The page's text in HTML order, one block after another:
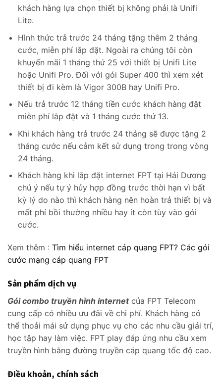
khách hàng lựa chọn thiết bị không phải là Unifi
Lite.
Hình thức trả trước 24 tháng tặng thêm 2 tháng
cước, miễn phí lắp đặt. Ngoài ra chúng tôi còn
khuyến mãi 1 tháng thứ 25 với thiết bị Unifi Lite
hoặc Unifi Pro. Đối với gói Super 400 thì xem xét
thiết bị đi kèm là Vigor 300B hay Unifi Pro.
Nếu trả trước 12 tháng tiền cước khách hàng đặt
miễn phí lắp đặt và 1 tháng cước thứ 13.
Khi khách hàng trả trước 24 tháng sẽ được tặng 2
tháng cước nếu cảm kết sử dụng trong trong vòng
24 tháng.
Khách hàng khi lắp đặt internet FPT tại Hải Dương
chú ý nếu tự ý hủy hợp đồng trước thời hạn vì bất
kỳ lý do nào thì khách hàng nên hoàn trả thiết bị và
mất phí bồi thường nhiều hay ít còn tùy vào gói
cước.
Xem thêm : Tìm hiểu internet cáp quang FPT? Các gói
cước mạng cáp quang FPT
Sản phẩm dịch vụ
Gói combo truyền hình internetcủa FPT Telecom
cung cấp có nhiều ưu đãi về chi phí. Khách hàng có
thể thoải mái sử dụng phục vụ cho các nhu cầu giải trí,
học tập hay làm việc. FPT play đáp ứng nhu cầu xem
truyền hình bằng đường truyền cáp quang tốc độ cao.
Điều khoản, chính sách